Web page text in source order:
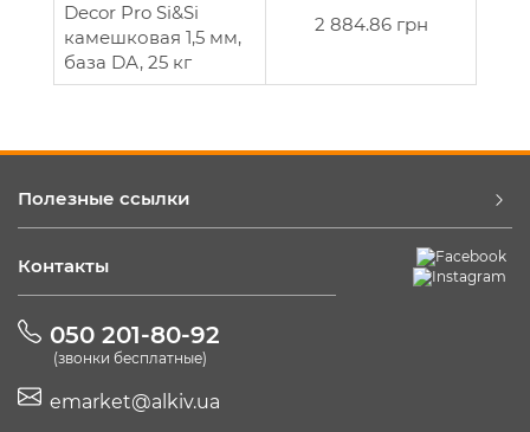
Decor Pro Si&Si
камешковая 1,5 мм,
база DА, 25 кг
2 884.86 грн
Полезные ссылки
Контакты
050 201-80-92
(звонки бесплатные)
emarket@alkiv.ua